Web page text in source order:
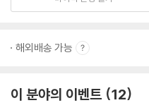
해외배송 가능
이 분야의 이벤트 12